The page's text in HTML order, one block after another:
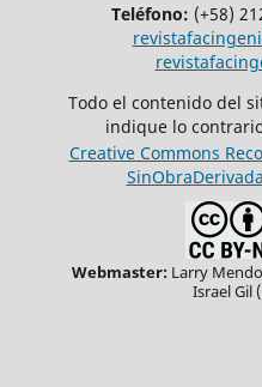
Teléfono: (+58)
Todo el contenido del
indique lo
Creative Commons
Webmaster: Larry
Israel Gil